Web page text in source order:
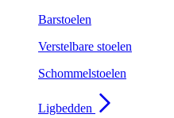
Barstoelen
Verstelbare stoelen
Schommelstoelen
Ligbedden